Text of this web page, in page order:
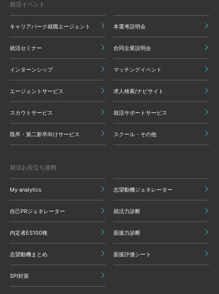
就活イベント
キャリアパーク就職エージェント 本選考説明会
就活セミナー 合同企業説明会
インターンシップ マッチングイベント
エージェントサービス 求人検索/ナビサイト
スカウトサービス 就活サポートサービス
既卒・第二新卒向けサービス スクール・その他
就活お役立ち資料
My analytics 志望動機ジェネレーター
自己PRジェネレーター 就活力診断
内定者ES100種 面接力診断
志望動機まとめ 面接評価シート
SPI対策